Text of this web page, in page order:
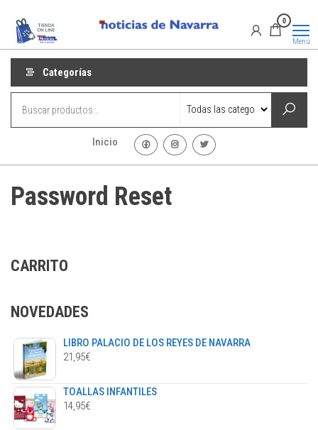
contenido
Promociones
Promociones
0
Menú
Categorías
Inicio
Password Reset
CARRITO
NOVEDADES
LIBRO PALACIO DE LOS REYES DE NAVARRA
21,95€
TOALLAS INFANTILES
14,95€